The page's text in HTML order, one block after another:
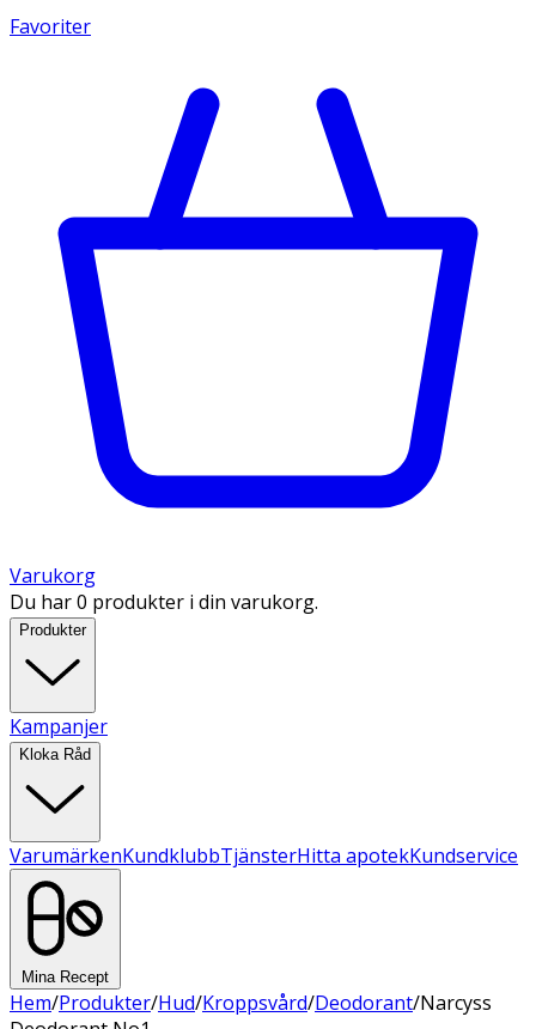
Favoriter
Varukorg
Du har 0 produkter i din varukorg.
Produkter
Kampanjer
Kloka Råd
VarumärkenKundklubbTjänsterHitta apotekKundservice
Mina Recept
Hem/Produkter/Hud/Kroppsvård/Deodorant/Narcyss